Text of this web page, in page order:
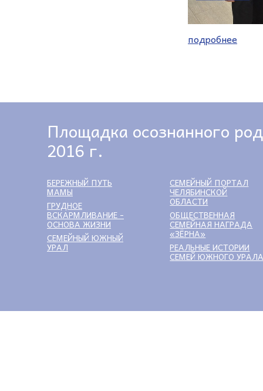
подробнее
Площадка осознанного
2016 г.
БЕРЕЖНЫЙ ПУТЬ
МАМЫ
ГРУДНОЕ
ВСКАРМЛИВАНИЕ -
ОСНОВА ЖИЗНИ
СЕМЕЙНЫЙ ЮЖНЫЙ
УРАЛ
СЕМЕЙНЫЙ ПОРТАЛ
ЧЕЛЯБИНСКОЙ
ОБЛАСТИ
ОБЩЕСТВЕННАЯ
СЕМЕЙНАЯ НАГРАДА
«ЗЁРНА»
РЕАЛЬНЫЕ ИСТОРИИ
СЕМЕЙ ЮЖНОГО